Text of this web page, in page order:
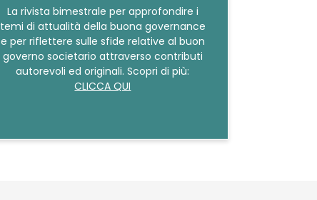
La rivista bimestrale per approfondire i
temi di attualità della buona governance
e per riflettere sulle sfide relative al buon
governo societario attraverso contributi
autorevoli ed originali. Scopri di più:
CLICCA QUI